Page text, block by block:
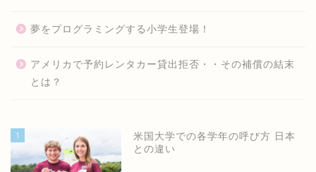
夢をプログラミングする小学生登場！
アメリカで予約レンタカー貸出拒否・・その補償の結末
とは？
1
米国大学での各学年の呼び方 日本
との違い